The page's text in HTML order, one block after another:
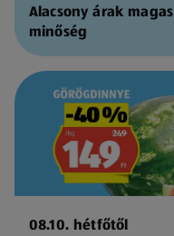
Alacsony árak magas
minőség
08.10. hétfőtől